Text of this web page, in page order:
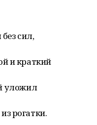
сил,
и краткий
уложил
рогатки.